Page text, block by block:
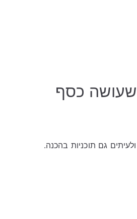
שעושה כסף
גם תוכניות בהכנה.